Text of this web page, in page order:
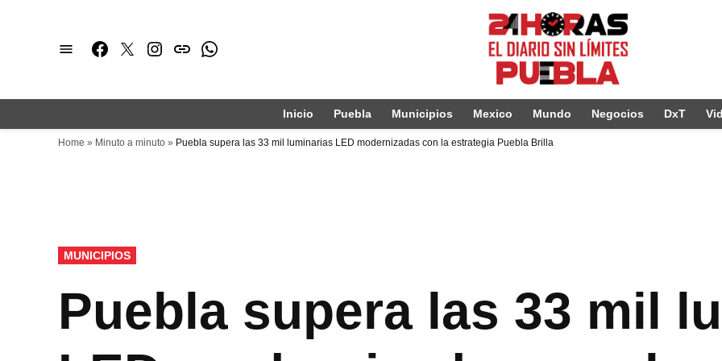
Facebook
TwitterInstagram
issuuWhatsapp
Inicio Puebla Municipios Mexico Mundo Negocios DxT
Home » Minuto a minuto » Puebla supera las 33 mil luminarias LED modernizadas con la estrategia Puebla Brilla
PUBLICADO
EN
MUNICIPIOS
Puebla supera las 33 mil